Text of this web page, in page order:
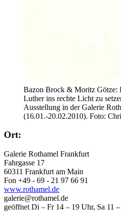
Bazon Brock & Moritz Götze:
Luther ins rechte Licht zu
Ausstellung in der Galerie
(16.01.-20.02.2010). Foto:
Ort:
Galerie Rothamel Frankfurt
Fahrgasse 17
60311 Frankfurt am Main
Fon +49 - 69 - 21 97 66 91
www.rothamel.de
galerie@rothamel.de
geöffnet Di – Fr 14 – 19 Uhr, Sa 11